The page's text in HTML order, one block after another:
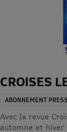
CROISES
ABONNEMENT
Avec la revue
automne et hiver